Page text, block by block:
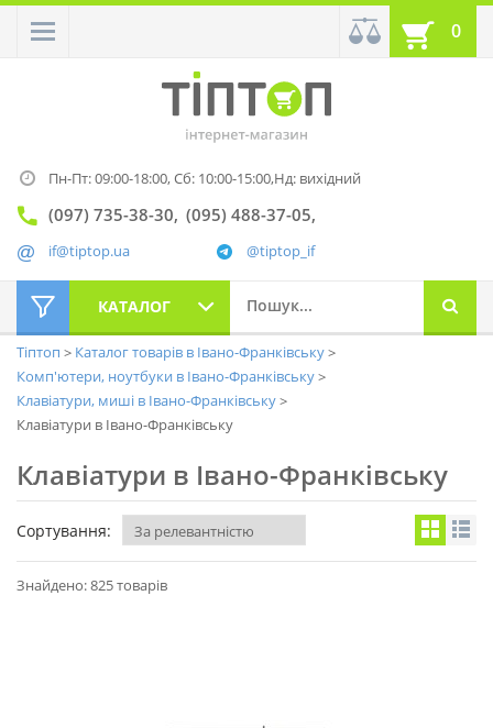
0
Пн-Пт: 09:00-18:00,Сб: 10:00-15:00,Нд: вихідний
(097) 735-38-30 (095) 488-37-05
@tiptop_if
if@tiptop.ua
КАТАЛОГ
Тіптоп
Каталог товарів в Івано-Франківську
Комп'ютери, ноутбуки в Івано-Франківську
Клавіатури, миші в Івано-Франківську
Клавіатури в Івано-Франківську
Клавіатури в Івано-Франківську
Сортування:
Знайдено: 825 товарів